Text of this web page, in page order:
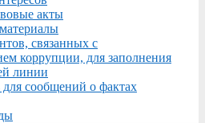
акты
связанных с
коррупции, для заполнения
линии
для сообщений о фактах